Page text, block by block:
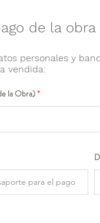
de la obra
personales y
vendida:
la Obra)